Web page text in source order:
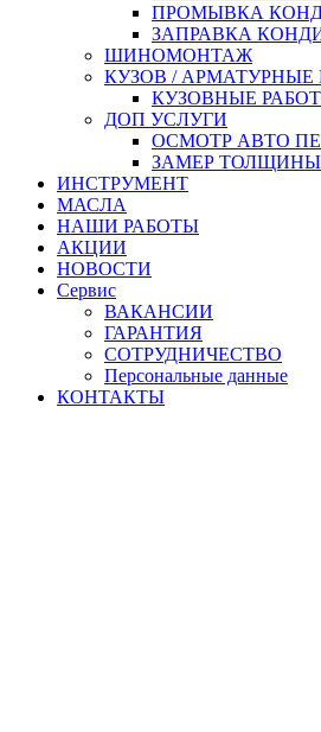
ПРОМЫВКА
ЗАПРАВКА
ШИНОМОНТАЖ
КУЗОВ / АРМАТУРНЫЕ
КУЗОВНЫЕ
ДОП УСЛУГИ
ОСМОТР АВТО
ЗАМЕР ТОЛЩИНЫ
ИНСТРУМЕНТ
МАСЛА
НАШИ РАБОТЫ
АКЦИИ
НОВОСТИ
Сервис
ВАКАНСИИ
ГАРАНТИЯ
СОТРУДНИЧЕСТВО
Персональные данные
КОНТАКТЫ